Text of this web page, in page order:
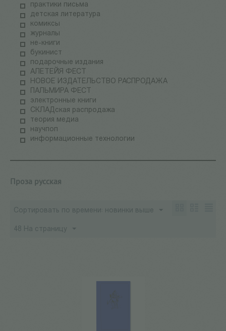
практики письма
детская литература
комиксы
журналы
не-книги
букинист
подарочные издания
АЛЕТЕЙЯ ФЕСТ
НОВОЕ ИЗДАТЕЛЬСТВО РАСПРОДАЖА
ПАЛЬМИРА ФЕСТ
электронные книги
СКЛАДская распродажа
теория медиа
научпоп
информационные технологии
Проза русская
Сортировать по времени: новинки выше
48 На страницу